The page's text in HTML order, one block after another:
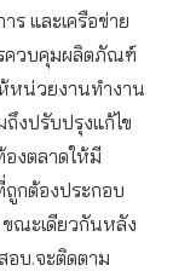
ร และเครือข่าย
ควบคุมผลิตภัณฑ์
หน่วยงานทำงาน
งปรับปรุงแก้ไข
งตลาดให้มี
กต้องประกอบ
ขณะเดียวกันหลัง
อบ.จะติดตาม